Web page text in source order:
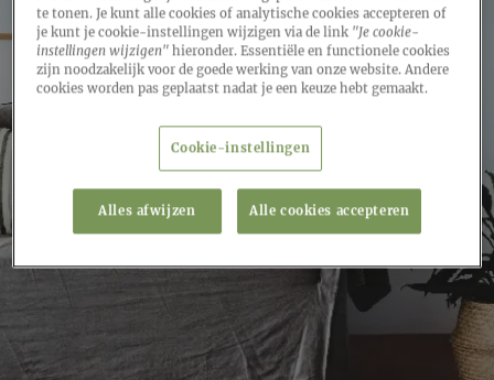
te tonen. Je kunt alle cookies of analytische cookies accepteren of
je kunt je cookie-instellingen wijzigen via de link "Je cookie-
instellingen wijzigen" hieronder. Essentiële en functionele cookies
zijn noodzakelijk voor de goede werking van onze website. Andere
cookies worden pas geplaatst nadat je een keuze hebt gemaakt.
Cookie-instellingen
Alles afwijzen Alle cookies accepteren